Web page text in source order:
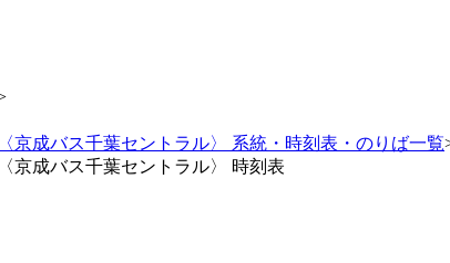
京成バス千葉セントラル〉 系統・時刻表・のりば一覧
京成バス千葉セントラル〉 時刻表